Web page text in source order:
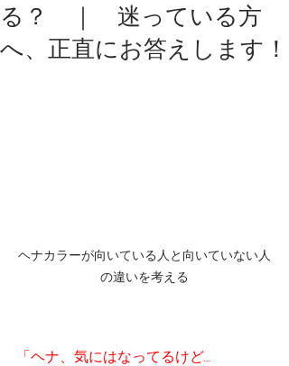
る？ ｜ 迷っている方
へ、正直にお答えします！
ヘナカラーが向いている人と向いていない人
の違いを考える
「ヘナ、気にはなってるけど…